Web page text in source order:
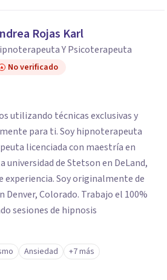
para encontrar el
preguntas y te ofreceremos
cuestionario
Rojas Karl
Y Psicoterapeuta
No verificado
utilizando técnicas exclusivas y
para ti. Soy hipnoterapeuta
licenciada con maestría en
universidad de Stetson en DeLand,
experiencia. Soy originalmente de
Denver, Colorado. Trabajo el 100%
sesiones de hipnosis
Ansiedad +7 más